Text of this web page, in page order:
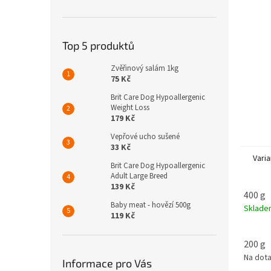
Top 5 produktů
Zvěřinový salám 1kg
75 Kč
Brit Care Dog Hypoallergenic
Weight Loss
179 Kč
Vepřové ucho sušené
33 Kč
Brit Care Dog Hypoallergenic
Adult Large Breed
139 Kč
Baby meat - hovězí 500g
119 Kč
Informace pro Vás
400 g
200 g
Na